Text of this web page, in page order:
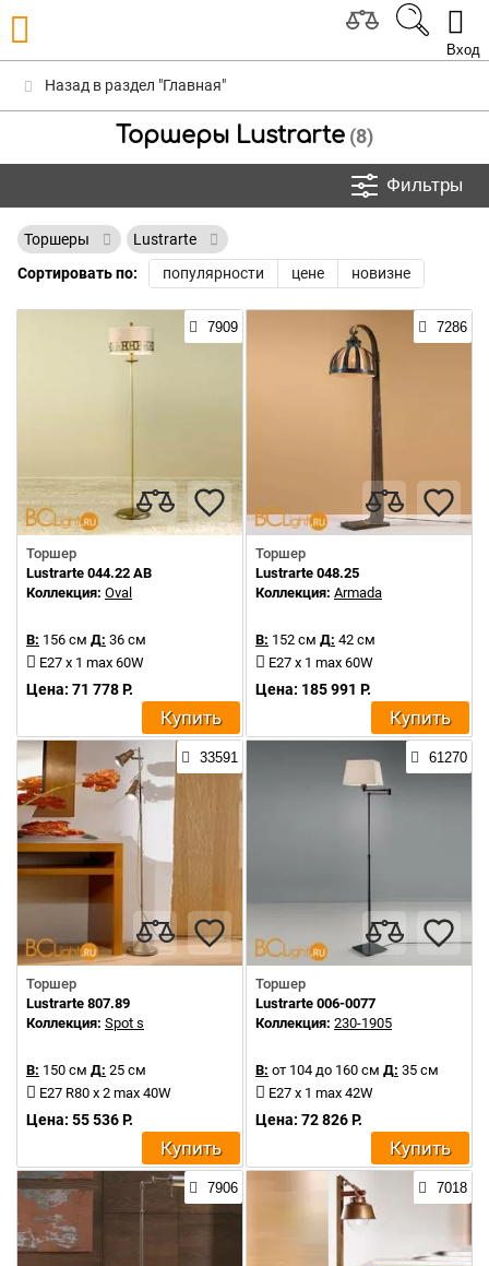
Вход
Назад в раздел "Главная"
Торшеры Lustrarte (8)
Фильтры
Торшеры
Lustrarte
Сортировать по:
популярности цене новизне
7909
Торшер
Lustrarte 044.22 AB
Коллекция: Oval
В: 156 см Д: 36 см
E27 x 1 max 60W
Цена: 71 778 Р.
Купить
7286
Торшер
Lustrarte 048.25
Коллекция: Armada
В: 152 см Д: 42 см
Е27 x 1 max 60W
Цена: 185 991 Р.
Купить
33591
Торшер
Lustrarte 807.89
Коллекция: Spot s
В: 150 см Д: 25 см
E27 R80 x 2 max 40W
Цена: 55 536 Р.
Купить
61270
Торшер
Lustrarte 006-0077
Коллекция: 230-1905
В: от 104 до 160 см Д: 35 см
E27 x 1 max 42W
Цена: 72 826 Р.
Купить
7906 7018